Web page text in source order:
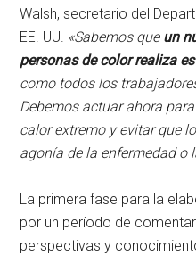
Walsh, secretario del
EE. UU. «Sabemos que un
personas de color realiza
como todos los
Debemos actuar ahora
calor extremo y evitar que
agonía de la enfermedad o
La primera fase para la
por un período de
perspectivas y